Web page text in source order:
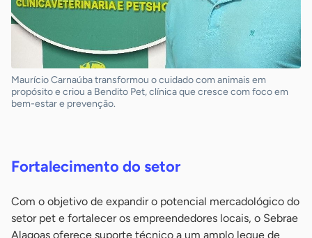
Maurício Carnaúba transformou o cuidado com animais em
propósito e criou a Bendito Pet, clínica que cresce com foco em
bem-estar e prevenção.
Fortalecimento do setor
Com o objetivo de expandir o potencial mercadológico do
setor pet e fortalecer os empreendedores locais, o Sebrae
Alagoas oferece suporte técnico a um amplo leque de